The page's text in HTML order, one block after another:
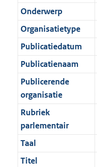
Onderwerp
Organisatietype
Publicatiedatum
Publicatienaam
Publicerende
organisatie
Rubriek
parlementair
Taal
Titel